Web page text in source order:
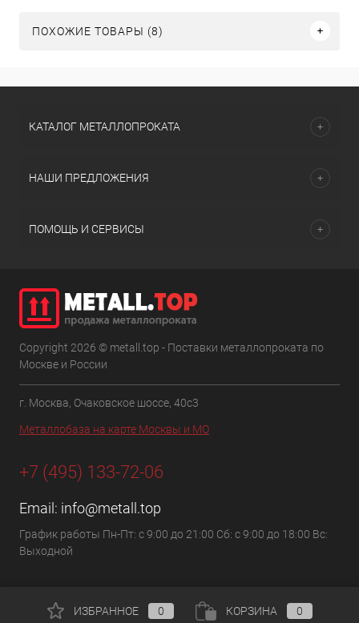
ПОХОЖИЕ ТОВАРЫ (8)
КАТАЛОГ МЕТАЛЛОПРОКАТА
НАШИ ПРЕДЛОЖЕНИЯ
ПОМОЩЬ И СЕРВИСЫ
Copyright 2026 © metall.top - Поставки металлопроката по
Москве и России
г. Москва, Очаковское шоссе, 40с3
Металлобаза на карте Москвы и МО
+7 (495) 133-72-06
Email: info@metall.top
График работы Пн-Пт: с 9:00 до 21:00 Сб: с 9:00 до 18:00 Вс:
Выходной
ИЗБРАННОЕ 0 КОРЗИНА 0